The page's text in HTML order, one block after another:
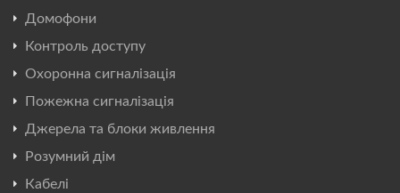
Домофони
Контроль доступу
Охоронна сигналізація
Пожежна сигналізація
Джерела та блоки живлення
Розумний дім
Кабелі